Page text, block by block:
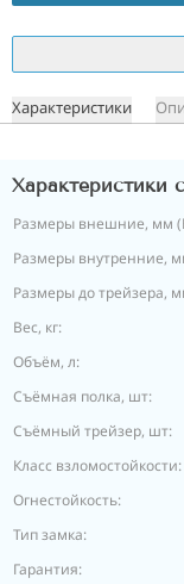
Характеристики
Характеристики
Размеры внешние, мм
Размеры внутренние,
Размеры до трейзера,
Вес, кг:
Объём, л:
Съёмная полка, шт:
Съёмный трейзер, шт:
Класс взломостойкости:
Огнестойкость:
Тип замка:
Гарантия: